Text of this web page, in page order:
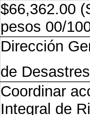
$66,362.00
pesos 00/
Dirección
de
Coordinar
Integral de